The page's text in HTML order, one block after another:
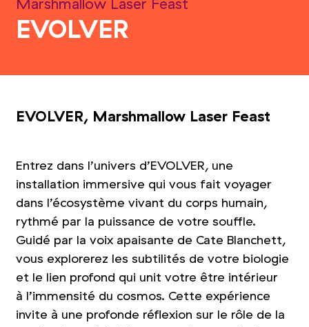
Marshmallow Laser Feast
EVOLVER
EVOLVER, Marshmallow Laser Feast
Entrez dans l’univers d’EVOLVER, une
installation immersive qui vous fait voyager
dans l’écosystème vivant du corps humain,
rythmé par la puissance de votre souffle.
Guidé par la voix apaisante de Cate Blanchett,
vous explorerez les subtilités de votre biologie
et le lien profond qui unit votre être intérieur
à l’immensité du cosmos. Cette expérience
invite à une profonde réflexion sur le rôle de la